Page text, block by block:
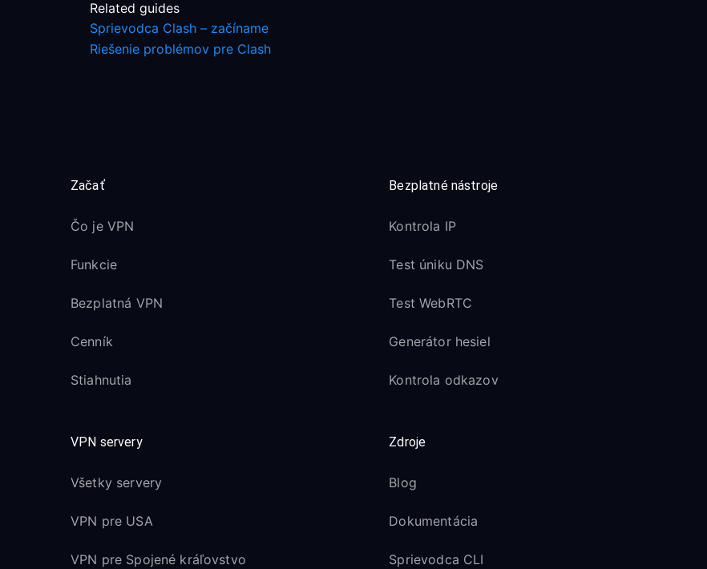
Related guides
Sprievodca Clash – začíname
Riešenie problémov pre Clash
Začať
Čo je VPN
Funkcie
Bezplatná VPN
Cenník
Stiahnutia
Bezplatné nástroje
Kontrola IP
Test úniku DNS
Test WebRTC
Generátor hesiel
Kontrola odkazov
VPN servery
Všetky servery
VPN pre USA
VPN pre Spojené kráľovstvo
Zdroje
Blog
Dokumentácia
Sprievodca CLI